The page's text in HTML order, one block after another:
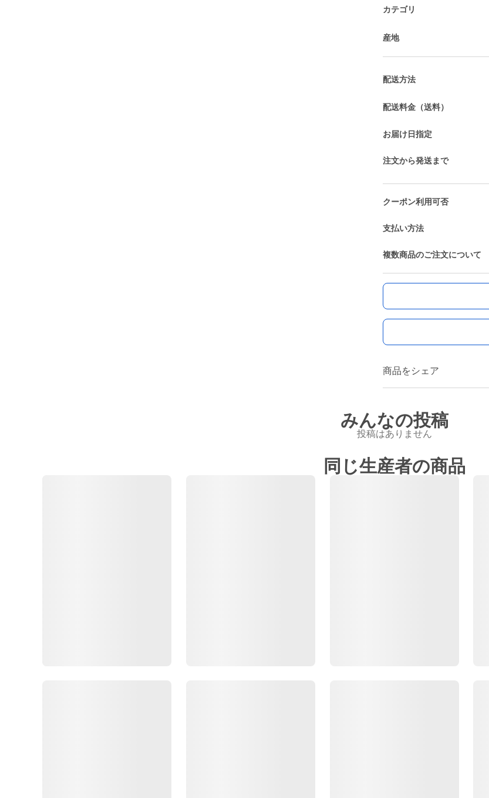
カテゴリ
産地
配送方法
配送料金（送料）
お届け日指定
注文から発送まで
クーポン利用可否
支払い方法
複数商品のご注文について
商品をシェア
みんなの投稿
投稿はありません
同じ生産者の商品